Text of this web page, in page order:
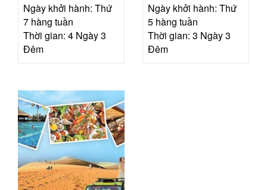
Ngày khởi hành: Thứ
7 hàng tuần
Thời gian: 4 Ngày 3
Đêm
Ngày khởi hành: Thứ
5 hàng tuần
Thời gian: 3 Ngày 3
Đêm